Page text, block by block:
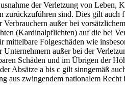
der Verletzung von Leben,
zurückzuführen sind. Dies gilt
außer bei
(Kardinalpflichten) auf die bei
mittelbare Folgeschäden wie
außer bei der
Schäden und im Übrigen der
Absätze a bis c gilt sinngemäß
aus zwingendem nationalem Recht